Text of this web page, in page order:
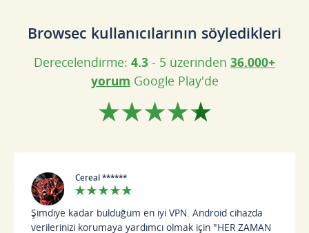
Browsec kullanıcılarının söyledikleri
Derecelendirme: 4.3 - 5 üzerinden 36.000+
yorum Google Play'de
Cereal ******
Şimdiye kadar bulduğum en iyi VPN. Android cihazda
verilerinizi korumaya yardımcı olmak için "HER ZAMAN